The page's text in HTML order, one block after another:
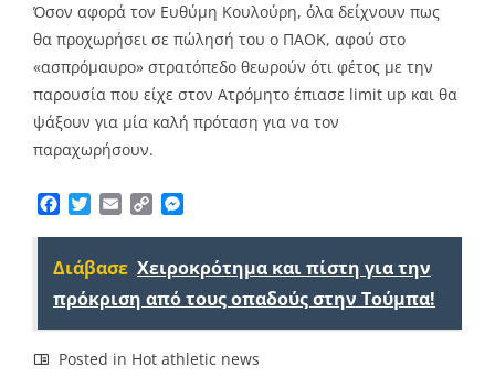
Όσον αφορά τον Ευθύμη Κουλούρη, όλα δείχνουν πως
θα προχωρήσει σε πώλησή του ο ΠΑΟΚ, αφού στο
«ασπρόμαυρο» στρατόπεδο θεωρούν ότι φέτος με την
παρουσία που είχε στον Ατρόμητο έπιασε limit up και θα
ψάξουν για μία καλή πρόταση για να τον
παραχωρήσουν.
Facebook
TwitterEmailCopy
Διάβασε Χειροκρότημα και πίστη για την
πρόκριση από τους οπαδούς στην Τούμπα!
Posted in Hot athletic news